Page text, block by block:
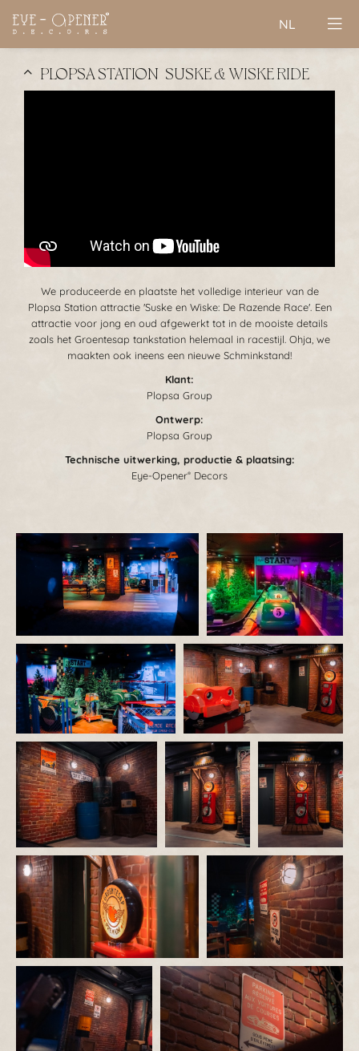
NL
PLOPSA STATION | SUSKE & WISKE RIDE
We produceerde en plaatste het volledige interieur van de
Plopsa Station attractie 'Suske en Wiske: De Razende Race'. Een
attractie voor jong en oud afgewerkt tot in de mooiste details
zoals het Groentesap tankstation helemaal in racestijl. Ohja, we
maakten ook ineens een nieuwe Schminkstand!
Klant:
Plopsa Group
Ontwerp:
Plopsa Group
Technische uitwerking, productie & plaatsing:
Eye-Opener® Decors